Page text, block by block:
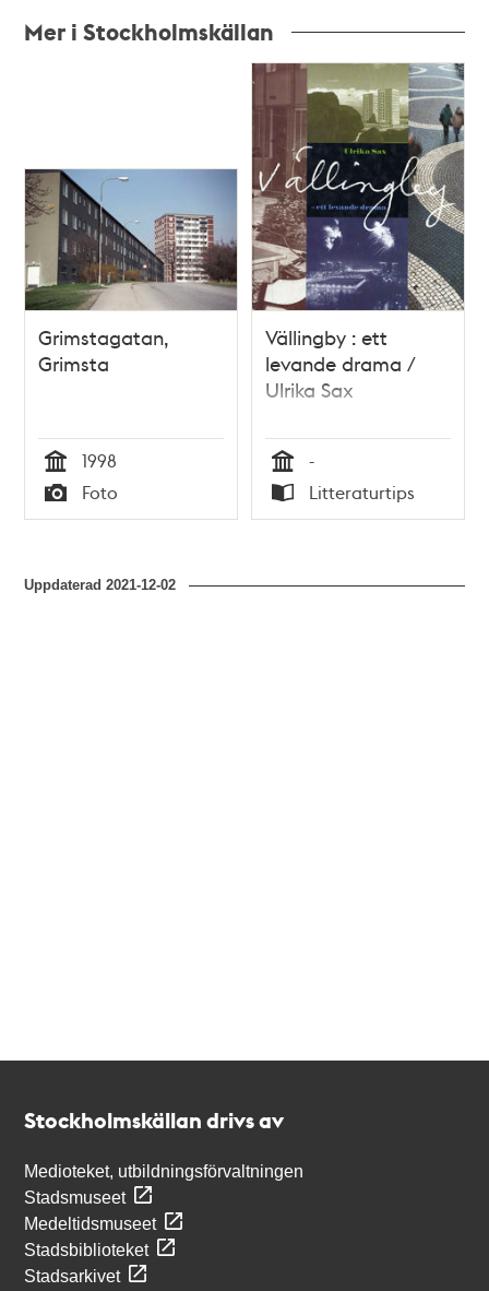
Mer i Stockholmskällan
Grimstagatan,
Grimsta
Tid
1998
Typ
Foto
Vällingby : ett
levande drama /
Ulrika Sax
Tid
-
Typ
Litteraturtips
Uppdaterad2021-12-02
Stockholmskällan drivs av
Medioteket, utbildningsförvaltningen
Stadsmuseet
Medeltidsmuseet
Stadsbiblioteket
Stadsarkivet